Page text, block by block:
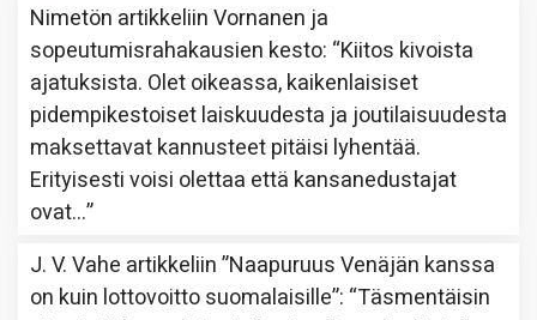
Nimetön artikkeliinVornanen ja
sopeutumisrahakausien kesto: “Kiitos kivoista
ajatuksista. Olet oikeassa, kaikenlaisiset
pidempikestoiset laiskuudesta ja joutilaisuudesta
maksettavat kannusteet pitäisi lyhentää.
Erityisesti voisi olettaa että kansanedustajat
ovat…”
J. V. Vahe artikkeliin”Naapuruus Venäjän kanssa
on kuin lottovoitto suomalaisille”: “Täsmentäisin